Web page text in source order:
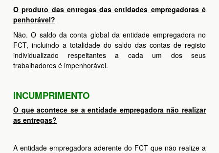
O produto das entregas das entidades empregadoras é
penhorável?
Não. O saldo da conta global da entidade empregadora no
FCT, incluindo a totalidade do saldo das contas de registo
individualizado respeitantes a cada um dos seus
trabalhadores é impenhorável.
INCUMPRIMENTO
O que acontece se a entidade empregadora não realizar
as entregas?
A entidade empregadora aderente do FCT que não realize a